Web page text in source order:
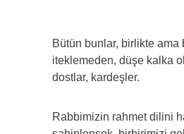
Bütün bunlar, birlikte ama
iteklemeden, düşe kalka
dostlar, kardeşler.
Rabbimizin rahmet dilini